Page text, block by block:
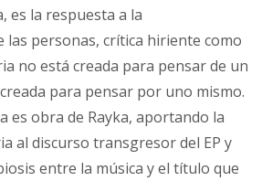
es la respuesta a la
las personas, crítica hiriente como
no está creada para pensar de un
para pensar por uno mismo.
es obra de Rayka, aportando la
al discurso transgresor del EP y
entre la música y el título que